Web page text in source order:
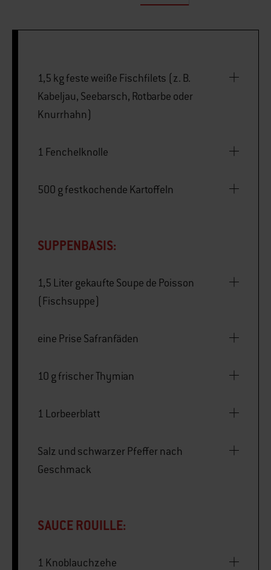
1,5 kg feste weiße Fischfilets (z. B.
Kabeljau, Seebarsch, Rotbarbe oder
Knurrhahn)
1 Fenchelknolle
500 g festkochende Kartoffeln
SUPPENBASIS:
1,5 Liter gekaufte Soupe de Poisson
(Fischsuppe)
eine Prise Safranfäden
10 g frischer Thymian
1 Lorbeerblatt
Salz und schwarzer Pfeffer nach
Geschmack
SAUCE ROUILLE:
1 Knoblauchzehe